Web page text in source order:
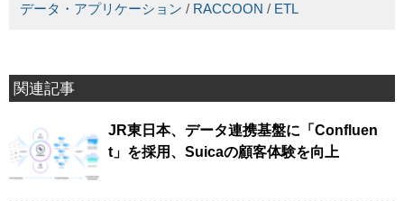
データ・アプリケーション / RACCOON / ETL
関連記事
JR東日本、データ連携基盤に「Confluen
t」を採用、Suicaの顧客体験を向上